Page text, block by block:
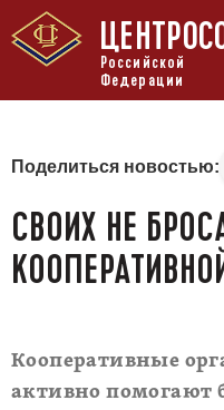
Российской
Федерации
Поделиться новостью:
СВОИХ НЕ
Кооперативные
активно